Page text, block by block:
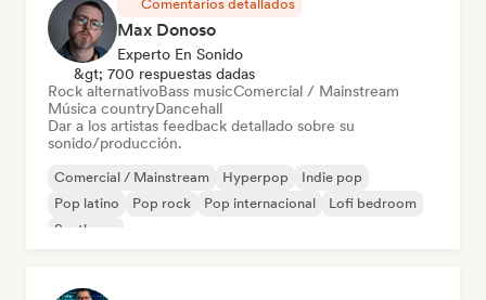
Comentarios detallados
Max Donoso
Experto En Sonido
&gt; 700 respuestas dadas
Rock alternativoBass musicComercial / Mainstream
Música countryDancehall
Dar a los artistas feedback detallado sobre su
sonido/producción.
Comercial / Mainstream Hyperpop
Indie pop
Pop latino
Pop rock Pop internacional
Lofi bedroom
Synthpop